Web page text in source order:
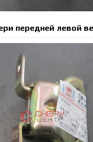
передней левой